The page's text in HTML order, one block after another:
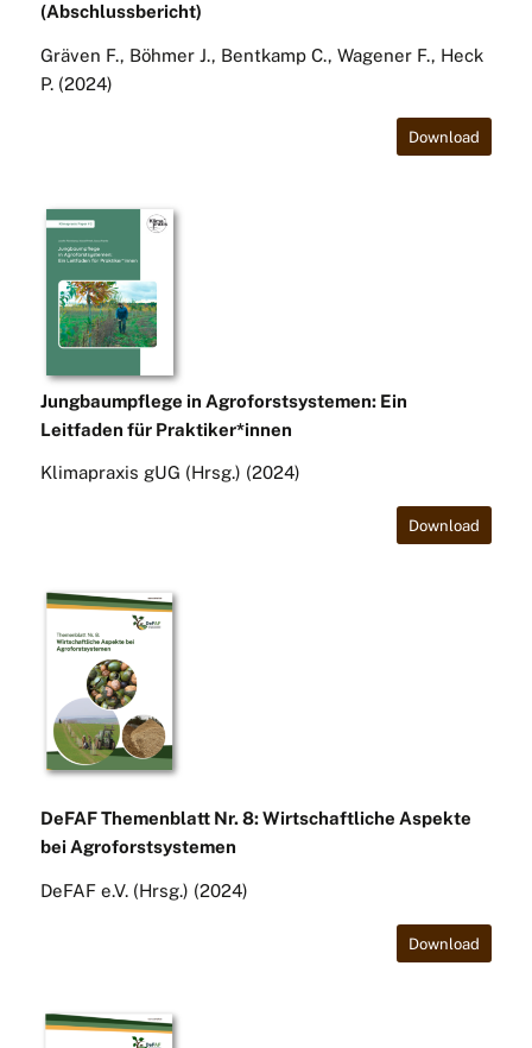
(Abschlussbericht)
Gräven F., Böhmer J., Bentkamp C., Wagener F., Heck
P. (2024)
Download
Jungbaumpflege in Agroforstsystemen: Ein
Leitfaden für Praktiker*innen
Klimapraxis gUG (Hrsg.) (2024)
Download
DeFAF Themenblatt Nr. 8: Wirtschaftliche Aspekte
bei Agroforstsystemen
DeFAF e.V. (Hrsg.) (2024)
Download